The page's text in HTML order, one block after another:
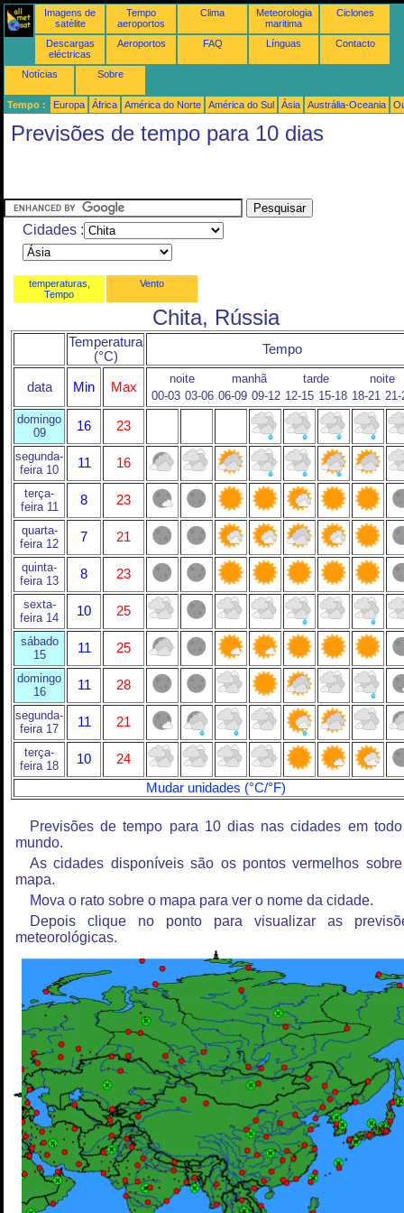
Imagens de
satélite
Tempo
aeroportos
Clima
Meteorologia
maritima
Ciclones
Descargas
eléctricas
Aeroportos FAQ Línguas Contacto
Notícias Sobre
Tempo : Europa África América do Norte América do Sul Ásia Austrália-Oceania
Previsões de tempo para 10 dias
Cidades :
temperaturas,
Tempo
Vento
Chita, Rússia
Temperatura
(°C)
Tempo
data Min Max
noite manhã tarde
noite
00-03 03-06 06-09 09-12 12-15 15-18 18-21 21-
domingo
09
16 23
segunda-
feira 10
11 16
terça-
feira 11
8 23
quarta-
feira 12
7 21
quinta-
feira 13
8 23
sexta-
feira 14
10 25
sábado
15
11 25
domingo
16
11 28
segunda-
feira 17
11 21
terça-
feira 18
10
24
Mudar unidades (°C/°F)
Previsões de tempo para 10 dias nas cidades em
mundo.
As cidades disponíveis são os pontos vermelhos
mapa.
Mova o rato sobre o mapa para ver o nome da cidade.
Depois clique no ponto para visualizar as
meteorológicas.